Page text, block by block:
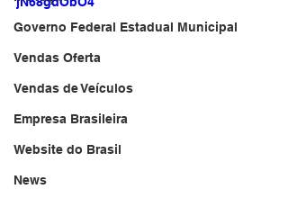
Governo Federal Estadual Municipal
Vendas Oferta
Vendas de Veículos
Empresa Brasileira
Website do Brasil
News